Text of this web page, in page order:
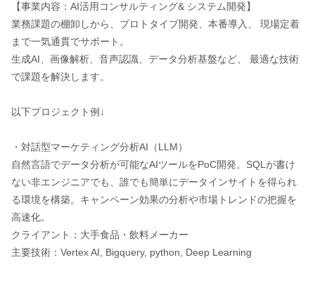
【事業内容：AI活用コンサルティング& システム開発】
業務課題の棚卸しから、プロトタイプ開発、本番導入、 現場定着
まで一気通貫でサポート。
生成AI、画像解析、音声認識、データ分析基盤など、 最適な技術
で課題を解決します。
以下プロジェクト例↓
・対話型マーケティング分析AI（LLM）
自然言語でデータ分析が可能なAIツールをPoC開発。SQLが書け
ない非エンジニアでも、誰でも簡単にデータインサイトを得られ
る環境を構築。キャンペーン効果の分析や市場トレンドの把握を
高速化。
クライアント：大手食品・飲料メーカー
主要技術：Vertex AI, Bigquery, python, Deep Learning